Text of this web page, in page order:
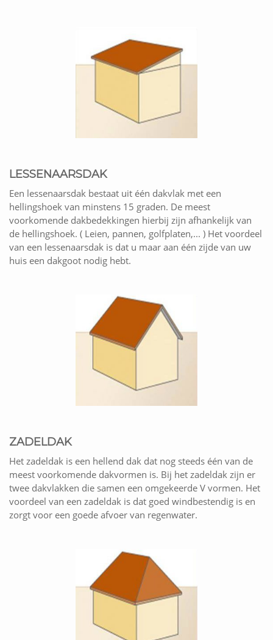
LESSENAARSDAK
Een lessenaarsdak bestaat uit één dakvlak met een
hellingshoek van minstens 15 graden. De meest
voorkomende dakbedekkingen hierbij zijn afhankelijk van
de hellingshoek. ( Leien, pannen, golfplaten,... ) Het voordeel
van een lessenaarsdak is dat u maar aan één zijde van uw
huis een dakgoot nodig hebt.
ZADELDAK
Het zadeldak is een hellend dak dat nog steeds één van de
meest voorkomende dakvormen is. Bij het zadeldak zijn er
twee dakvlakken die samen een omgekeerde V vormen. Het
voordeel van een zadeldak is dat goed windbestendig is en
zorgt voor een goede afvoer van regenwater.